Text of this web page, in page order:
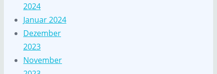
2024
Januar 2024
Dezember
2023
November